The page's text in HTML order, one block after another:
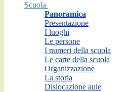
Scuola
Panoramica
Presentazione
I luoghi
Le persone
I numeri della scuola
Le carte della scuola
Organizzazione
La storia
Dislocazione aule